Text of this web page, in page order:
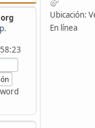
.
Ubicación:
En línea